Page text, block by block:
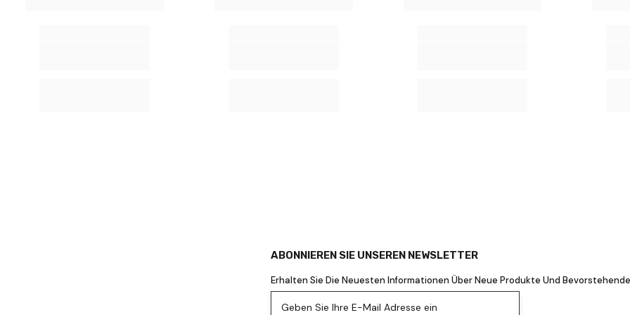
ABONNIEREN SIE UNSEREN NEWSLETTER
Erhalten Sie Die Neuesten Informationen Über Neue Produkte Und
Geben Sie Ihre E-Mail Adresse ein